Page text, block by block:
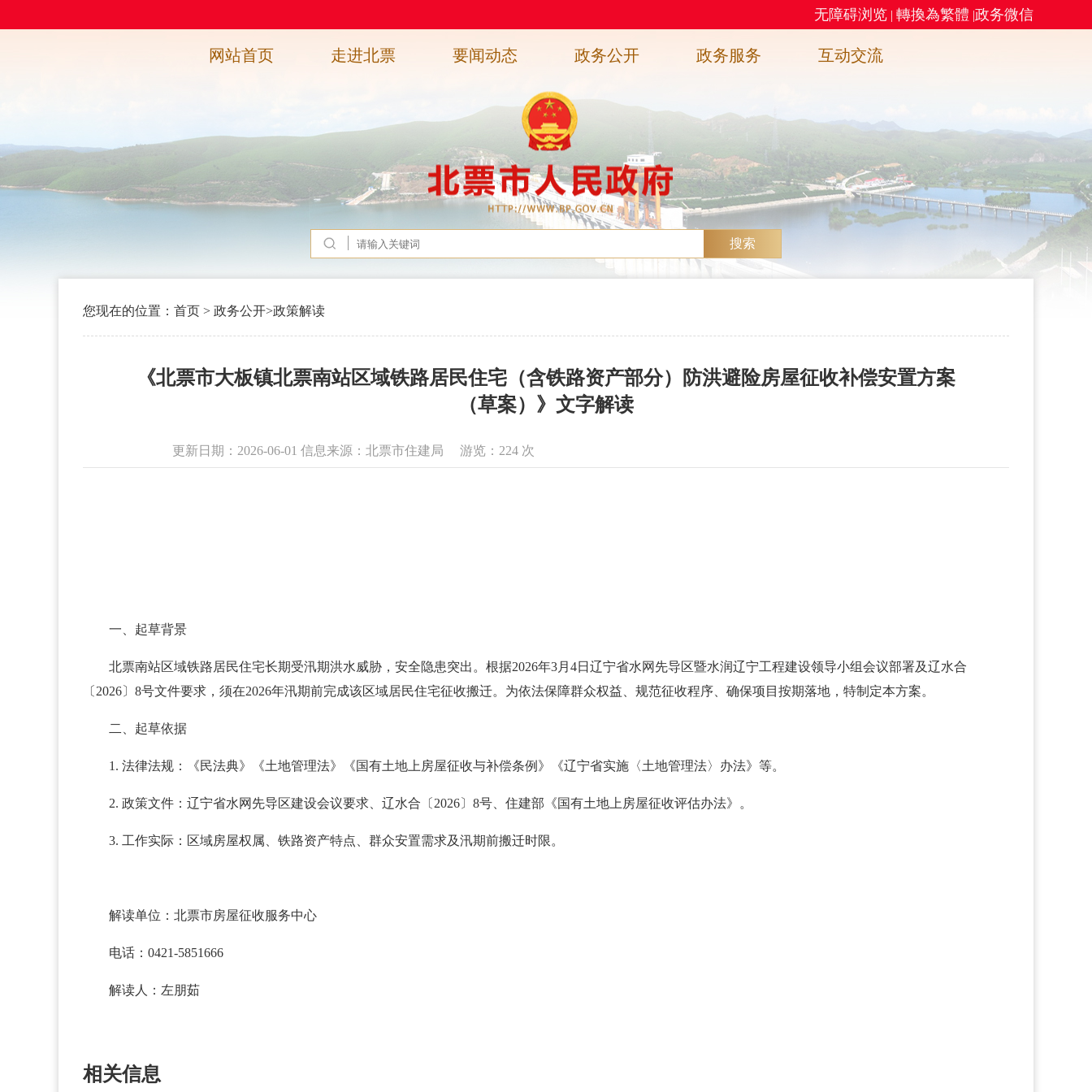
无障碍浏览 | 轉換為繁體 |政务微信
网站首页 走进北票 要闻动态 政务公开 政务服务 互动交流
搜索
您现在的位置： 首页 > 政务公开>政策解读
《北票市大板镇北票南站区域铁路居民住宅（含铁路资产部分）防洪避险房屋征收补偿安置方案
（草案）》文字解读
更新日期：2026-06-01 信息来源：北票市住建局 游览： 224 次
一、起草背景
北票南站区域铁路居民住宅长期受汛期洪水威胁，安全隐患突出。根据2026年3月4日辽宁省水网先导区暨水润辽宁工程建设领导小组会议部署及辽水合
〔2026〕8号文件要求，须在2026年汛期前完成该区域居民住宅征收搬迁。为依法保障群众权益、规范征收程序、确保项目按期落地，特制定本方案。
二、起草依据
1. 法律法规：《民法典》《土地管理法》《国有土地上房屋征收与补偿条例》《辽宁省实施〈土地管理法〉办法》等。
2. 政策文件：辽宁省水网先导区建设会议要求、辽水合〔2026〕8号、住建部《国有土地上房屋征收评估办法》。
3. 工作实际：区域房屋权属、铁路资产特点、群众安置需求及汛期前搬迁时限。
解读单位：北票市房屋征收服务中心
电话：0421-5851666
解读人：左朋茹
相关信息